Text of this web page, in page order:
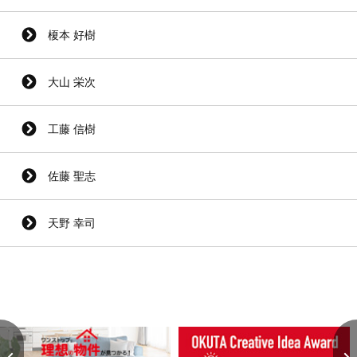
榎本 好樹
大山 栄次
工藤 信樹
佐藤 聖志
天野 幸司